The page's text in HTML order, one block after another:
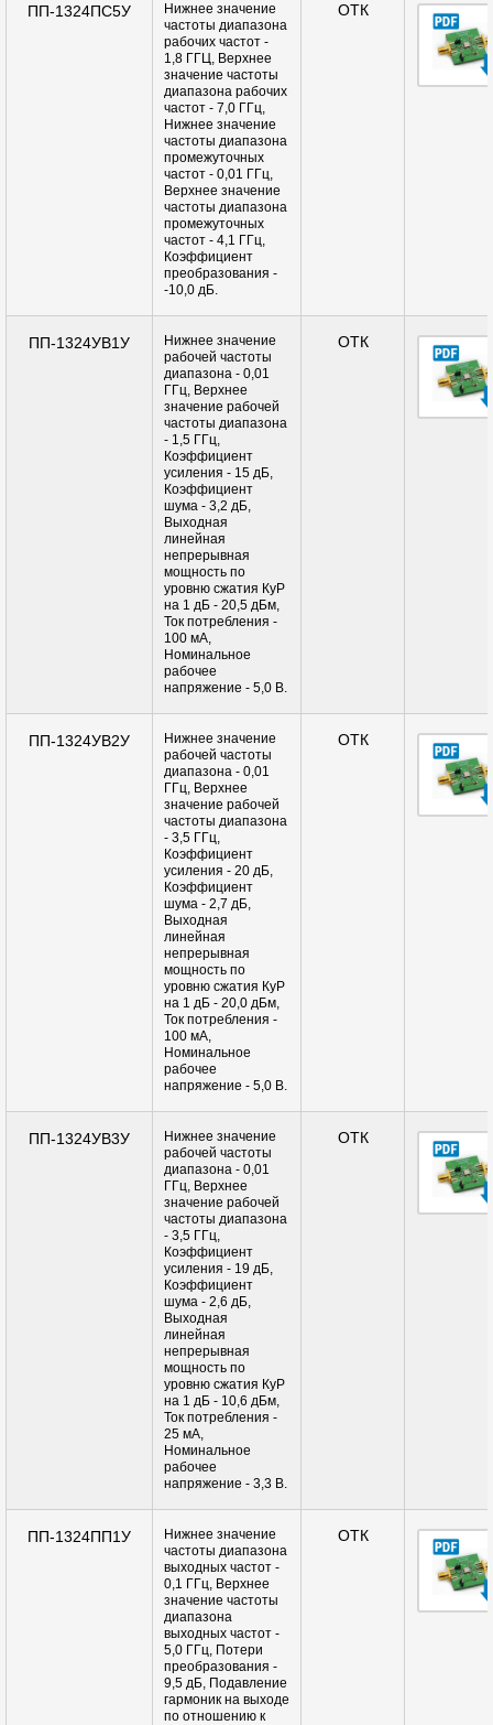
ПП-1324ПС5У
Нижнее значение
частоты диапазона
рабочих частот -
1,8 ГГЦ, Верхнее
значение частоты
диапазона рабочих
частот - 7,0 ГГц,
Нижнее значение
частоты диапазона
промежуточных
частот - 0,01 ГГц,
Верхнее значение
частоты диапазона
промежуточных
частот - 4,1 ГГц,
Коэффициент
преобразования -
-10,0 дБ.
ОТК
ПП-1324УВ1У
Нижнее значение
рабочей частоты
диапазона - 0,01
ГГц, Верхнее
значение рабочей
частоты диапазона
- 1,5 ГГц,
Коэффициент
усиления - 15 дБ,
Коэффициент
шума - 3,2 дБ,
Выходная
линейная
непрерывная
мощность по
уровню сжатия КуР
на 1 дБ - 20,5 дБм,
Ток потребления -
100 мА,
Номинальное
рабочее
напряжение - 5,0 В.
ОТК
ПП-1324УВ2У
Нижнее значение
рабочей частоты
диапазона - 0,01
ГГц, Верхнее
значение рабочей
частоты диапазона
- 3,5 ГГц,
Коэффициент
усиления - 20 дБ,
Коэффициент
шума - 2,7 дБ,
Выходная
линейная
непрерывная
мощность по
уровню сжатия КуР
на 1 дБ - 20,0 дБм,
Ток потребления -
100 мА,
Номинальное
рабочее
напряжение - 5,0 В.
ОТК
ПП-1324УВ3У
Нижнее значение
рабочей частоты
диапазона - 0,01
ГГц, Верхнее
значение рабочей
частоты диапазона
- 3,5 ГГц,
Коэффициент
усиления - 19 дБ,
Коэффициент
шума - 2,6 дБ,
Выходная
линейная
непрерывная
мощность по
уровню сжатия КуР
на 1 дБ - 10,6 дБм,
Ток потребления -
25 мА,
Номинальное
рабочее
напряжение - 3,3 В.
ОТК
ПП-1324ПП1У
Нижнее значение
частоты диапазона
выходных частот -
0,1 ГГц, Верхнее
значение частоты
диапазона
выходных частот -
5,0 ГГц, Потери
преобразования -
9,5 дБ, Подавление
гармоник на выходе
по отношению к
ОТК